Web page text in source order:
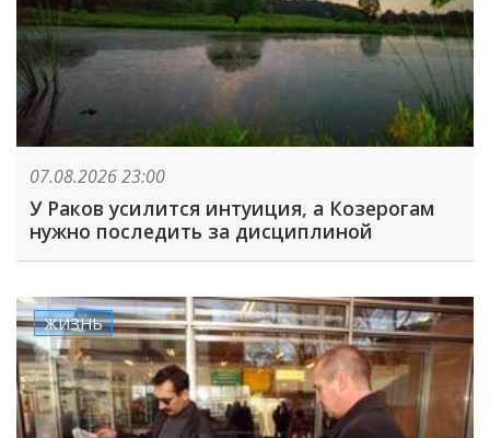
07.08.2026 23:00
У Раков усилится интуиция, а Козерогам
нужно последить за дисциплиной
ЖИЗНЬ